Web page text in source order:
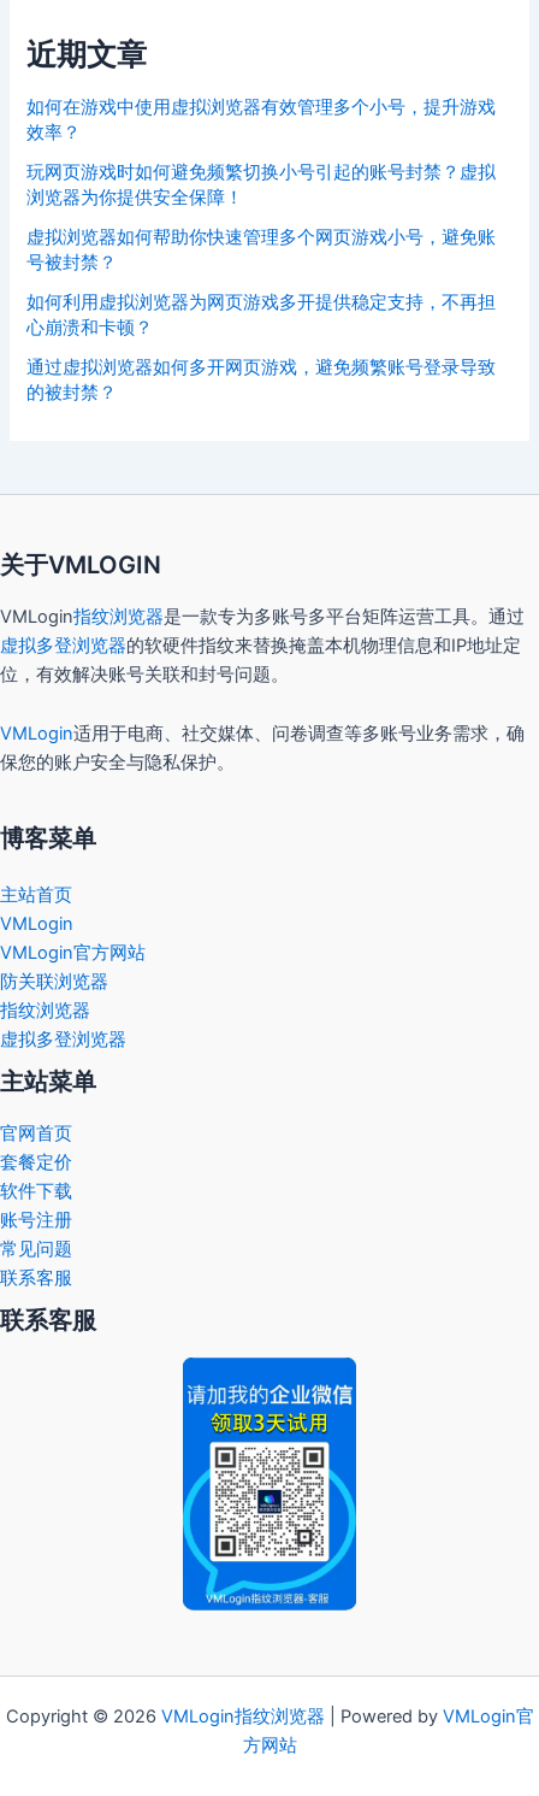
近期文章
如何在游戏中使用虚拟浏览器有效管理多个小号，提升游戏
效率？
玩网页游戏时如何避免频繁切换小号引起的账号封禁？虚拟
浏览器为你提供安全保障！
虚拟浏览器如何帮助你快速管理多个网页游戏小号，避免账
号被封禁？
如何利用虚拟浏览器为网页游戏多开提供稳定支持，不再担
心崩溃和卡顿？
通过虚拟浏览器如何多开网页游戏，避免频繁账号登录导致
的被封禁？
关于VMLOGIN
VMLogin指纹浏览器是一款专为多账号多平台矩阵运营工具。通过
虚拟多登浏览器的软硬件指纹来替换掩盖本机物理信息和IP地址定
位，有效解决账号关联和封号问题。
VMLogin适用于电商、社交媒体、问卷调查等多账号业务需求，确
保您的账户安全与隐私保护。
博客菜单
主站首页
VMLogin
VMLogin官方网站
防关联浏览器
指纹浏览器
虚拟多登浏览器
主站菜单
官网首页
套餐定价
软件下载
账号注册
常见问题
联系客服
联系客服
Copyright © 2026 VMLogin指纹浏览器 | Powered by VMLogin官
方网站